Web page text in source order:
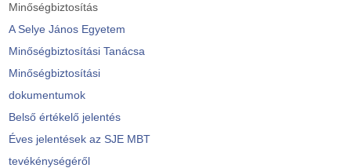
Minőségbiztosítás
A Selye János Egyetem
Minőségbiztosítási Tanácsa
Minőségbiztosítási
dokumentumok
Belső értékelő jelentés
Éves jelentések az SJE MBT
tevékénységéről